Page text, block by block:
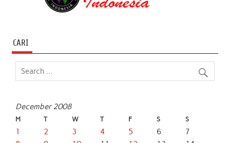
CARI
December 2008
M T W T F S S
1 2 3 4 5 6
7